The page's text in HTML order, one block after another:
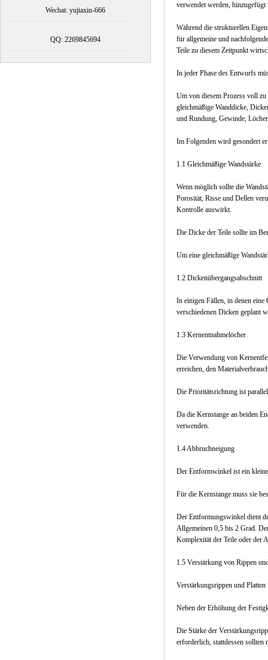
Wechat: yujiaxin-666
QQ: 2269845694
verwendet werden,
Während die strukturellen
für allgemeine und
Teile zu diesem Zeitpunkt
In jeder Phase des Entwurfs
Um von diesem Prozess voll
gleichmäßige Wanddicke,
und Rundung, Gewinde,
Im Folgenden wird gesondert
1.1 Gleichmäßige Wandstärke
Wenn möglich sollte die
Porosität, Risse und Dellen
Kontrolle auswirkt.
Die Dicke der Teile sollte im
Um eine gleichmäßige
1.2 Dickenübergangsabschnitt
In einigen Fällen, in denen
verschiedenen Dicken geplant
1.3 Kernentnahmelöcher
Die Verwendung von
erreichen, den
Die Prioritätsrichtung ist
Da die Kernstange an beiden
verwenden.
1.4 Abbruchneigung
Der Entformwinkel ist ein
Für die Kernstange muss sie
Der Entformungswinkel dient
Allgemeinen 0,5 bis 2 Grad.
Komplexität der Teile oder der
1.5 Verstärkung von Rippen
Verstärkungsrippen und
Neben der Erhöhung der
Die Stärke der
erforderlich, stattdessen sollten